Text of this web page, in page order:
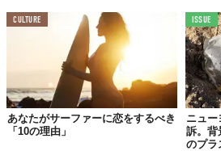
す。代表のKumalaさんは、次のように
「もちろんこのプロダクトを、イン
広げていきたいと思っています。し
とは難しいでしょう。
なぜなら、通常のプラスチックバッ
に至るまで市場を広げていて、それ
CULTURE
あなたがサーファーに恋をするべき
「10の理由」
ISSUE
ニュー
訴。背
のプラ